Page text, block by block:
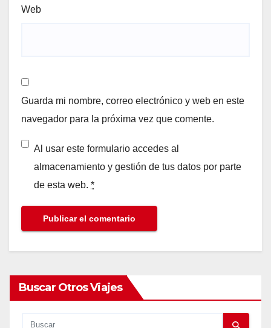
Web
Guarda mi nombre, correo electrónico y web en este
navegador para la próxima vez que comente.
Al usar este formulario accedes al
almacenamiento y gestión de tus datos por parte
de esta web. *
Buscar Otros Viajes